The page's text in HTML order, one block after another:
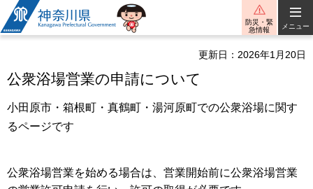
神奈川県
防災・緊
急情報
メニュー
更新日：2026年1月20日
公衆浴場営業の申請について
小田原市・箱根町・真鶴町・湯河原町での公衆浴場に関す
るページです
公衆浴場営業を始める場合は、営業開始前に公衆浴場営業